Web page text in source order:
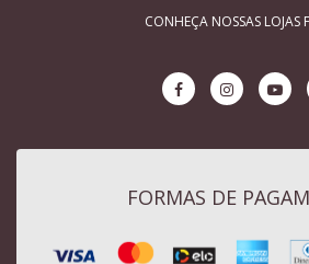
CONHEÇA NOSSAS LOJAS
FORMAS DE